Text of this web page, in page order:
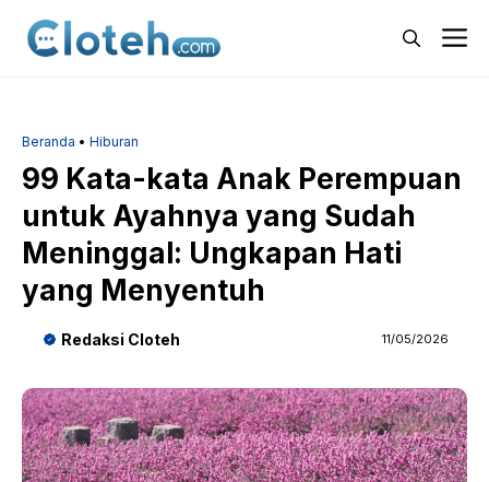
Beranda • Hiburan
99 Kata-kata Anak Perempuan
untuk Ayahnya yang Sudah
Meninggal: Ungkapan Hati
yang Menyentuh
Redaksi Cloteh 11/05/2026